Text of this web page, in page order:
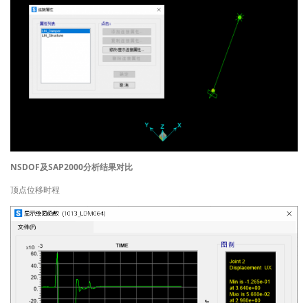
NSDOF及SAP2000分析结果对比
顶点位移时程